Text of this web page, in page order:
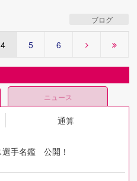
ブログ
4 5 6
ニュース
通算
選手名鑑 公開！